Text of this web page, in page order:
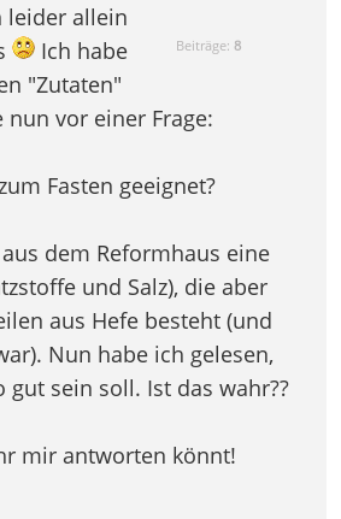
Beiträge:8
leider allein
Ich habe
"Zutaten"
vor einer Frage:
Fasten geeignet?
dem Reformhaus eine
und Salz), die aber
aus Hefe besteht (und
Nun habe ich gelesen,
gut sein soll. Ist das wahr??
mir antworten könnt!